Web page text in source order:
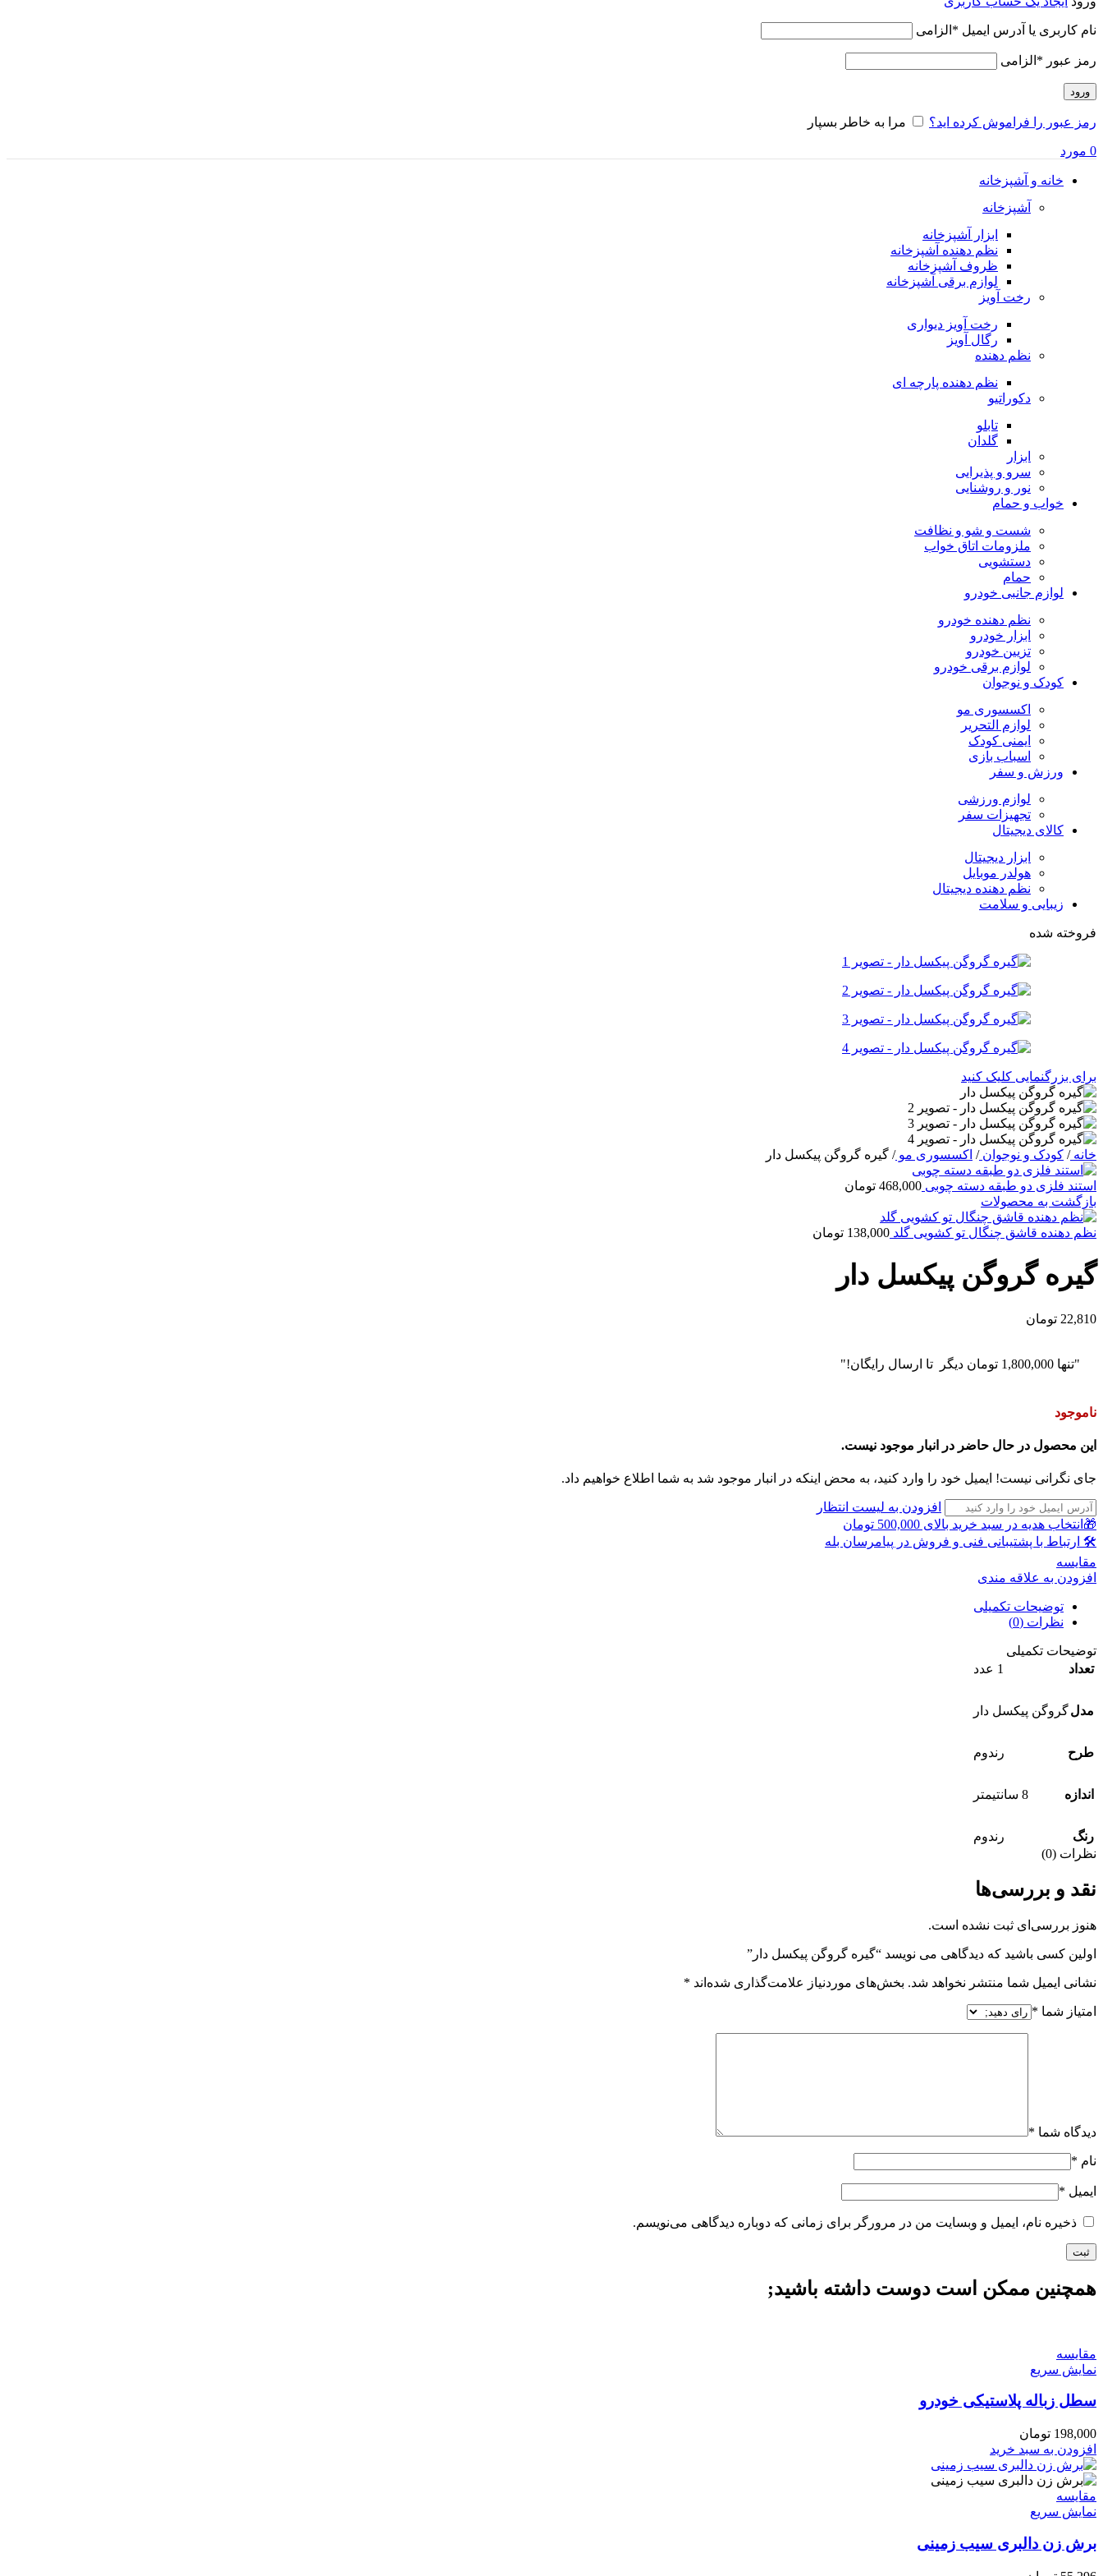
نام کاربری یا آدرس ایمیل * الزامی
رمز عبور * الزامی
ورود
رمز عبور را فراموش کرده اید؟ مرا به خاطر بسپار
0 مورد
خانه و آشپزخانه
آشپزخانه
ابزار آشپزخانه
نظم دهنده آشپزخانه
ظروف آشپزخانه
لوازم برقی آشپزخانه
رخت آویز
رخت آویز دیواری
رگال آویز
نظم دهنده
نظم دهنده پارچه ای
دکوراتیو
تابلو
گلدان
ابزار
سرو و پذیرایی
نور و روشنایی
خواب و حمام
شست و شو و نظافت
ملزومات اتاق خواب
دستشویی
حمام
لوازم جانبی خودرو
نظم دهنده خودرو
ابزار خودرو
تزیین خودرو
لوازم برقی خودرو
کودک و نوجوان
اکسسوری مو
لوازم التحریر
ایمنی کودک
اسباب بازی
ورزش و سفر
لوازم ورزشی
تجهیزات سفر
کالای دیجیتال
ابزار دیجیتال
هولدر موبایل
نظم دهنده دیجیتال
زیبایی و سلامت
فروخته شده
برای بزرگنمایی کلیک کنید
خانه/ کودک و نوجوان/ اکسسوری مو/ گیره گروگن پیکسل دار
استند فلزی دو طبقه دسته چوبی 468,000 تومان
بازگشت به محصولات
نظم دهنده قاشق چنگال تو کشویی گلد 138,000 تومان
گیره گروگن پیکسل دار
22,810 تومان
"تنها 1,800,000 تومان دیگر تا ارسال رایگان!"
ناموجود
این محصول در حال حاضر در انبار موجود نیست.
جای نگرانی نیست! ایمیل خود را وارد کنید، به محض اینکه در انبار موجود شد به شما اطلاع خواهیم داد.
افزودن به لیست انتظار
🎁انتخاب هدیه در سبد خرید بالای 500,000 تومان
🛠 ارتباط با پشتیبانی فنی و فروش در پیامرسان بله
مقايسه
افزودن به علاقه مندی
توضیحات تکمیلی
نظرات (0)
توضیحات تکمیلی
تعداد
1 عدد
مدلگروگن پیکسل دار
طرح رندوم
اندازه 8 سانتیمتر
رنگ
رندوم
نظرات (0)
نقد و بررسی‌ها
هنوز بررسی‌ای ثبت نشده است.
اولین کسی باشید که دیدگاهی می نویسد “گیره گروگن پیکسل دار”
نشانی ایمیل شما منتشر نخواهد شد. بخش‌های موردنیاز علامت‌گذاری شده‌اند *
امتیاز شما *
دیدگاه شما *
نام *
ایمیل *
ذخیره نام، ایمیل و وبسایت من در مرورگر برای زمانی که دوباره دیدگاهی می‌نویسم.
همچنین ممکن است دوست داشته باشید;
مقايسه
نمایش سریع
سطل زباله پلاستیکی خودرو
198,000 تومان
افزودن به سبد خرید
مقايسه
نمایش سریع
برش زن دالبری سیب زمینی